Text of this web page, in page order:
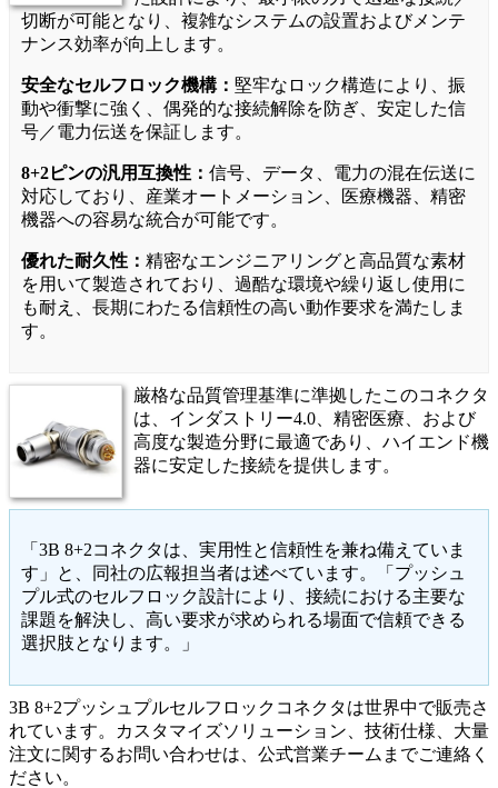
切断が可能となり、複雑なシステムの設置およびメンテ
ナンス効率が向上します。
安全なセルフロック機構： 堅牢なロック構造により、振
動や衝撃に強く、偶発的な接続解除を防ぎ、安定した信
号／電力伝送を保証します。
8+2ピンの汎用互換性： 信号、データ、電力の混在伝送に
対応しており、産業オートメーション、医療機器、精密
機器への容易な統合が可能です。
優れた耐久性： 精密なエンジニアリングと高品質な素材
を用いて製造されており、過酷な環境や繰り返し使用に
も耐え、長期にわたる信頼性の高い動作要求を満たしま
す。
厳格な品質管理基準に準拠したこのコネクタ
は、インダストリー4.0、精密医療、および
高度な製造分野に最適であり、ハイエンド機
器に安定した接続を提供します。
「3B 8+2コネクタは、実用性と信頼性を兼ね備えていま
す」と、同社の広報担当者は述べています。「プッシュ
プル式のセルフロック設計により、接続における主要な
課題を解決し、高い要求が求められる場面で信頼できる
選択肢となります。」
3B 8+2プッシュプルセルフロックコネクタは世界中で販売さ
れています。カスタマイズソリューション、技術仕様、大量
注文に関するお問い合わせは、公式営業チームまでご連絡く
ださい。